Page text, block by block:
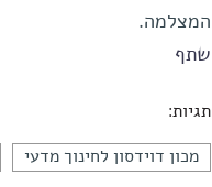
המצלמה.
שתף
תגיות:
מכון דוידסון לחינוך מדעי